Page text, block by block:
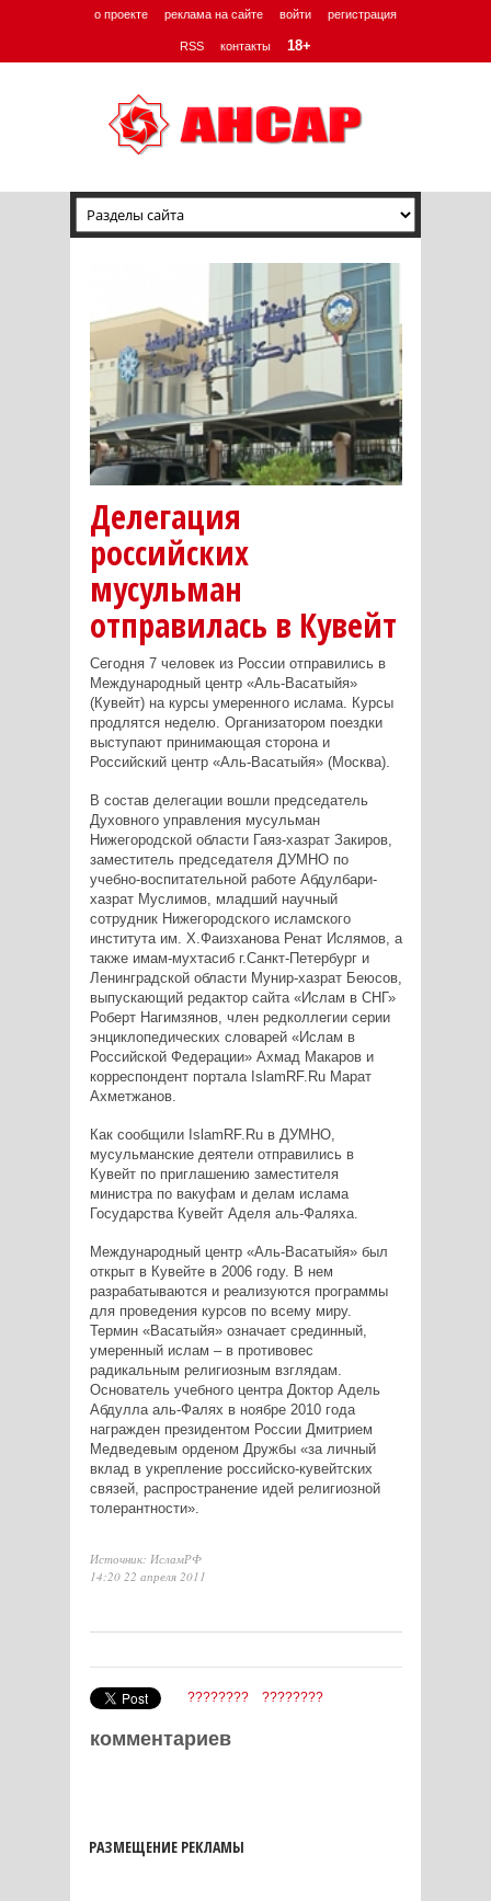
о проекте реклама на сайте войти регистрация
RSS контакты 18+
Делегация
российских
мусульман
отправилась в Кувейт
Сегодня 7 человек из России отправились в
Международный центр «Аль-Васатыйя»
(Кувейт) на курсы умеренного ислама. Курсы
продлятся неделю. Организатором поездки
выступают принимающая сторона и
Российский центр «Аль-Васатыйя» (Москва).
В состав делегации вошли председатель
Духовного управления мусульман
Нижегородской области Гаяз-хазрат Закиров,
заместитель председателя ДУМНО по
учебно-воспитательной работе Абдулбари-
хазрат Муслимов, младший научный
сотрудник Нижегородского исламского
института им. Х.Фаизханова Ренат Ислямов, а
также имам-мухтасиб г.Санкт-Петербург и
Ленинградской области Мунир-хазрат Беюсов,
выпускающий редактор сайта «Ислам в СНГ»
Роберт Нагимзянов, член редколлегии серии
энциклопедических словарей «Ислам в
Российской Федерации» Ахмад Макаров и
корреспондент портала IslamRF.Ru Марат
Ахметжанов.
Как сообщили IslamRF.Ru в ДУМНО,
мусульманские деятели отправились в
Кувейт по приглашению заместителя
министра по вакуфам и делам ислама
Государства Кувейт Аделя аль-Фаляха.
Международный центр «Аль-Васатыйя» был
открыт в Кувейте в 2006 году. В нем
разрабатываются и реализуются программы
для проведения курсов по всему миру.
Термин «Васатыйя» означает срединный,
умеренный ислам – в противовес
радикальным религиозным взглядам.
Основатель учебного центра Доктор Адель
Абдулла аль-Фалях в ноябре 2010 года
награжден президентом России Дмитрием
Медведевым орденом Дружбы «за личный
вклад в укрепление российско-кувейтских
связей, распространение идей религиозной
толерантности».
Источник: ИсламРФ
14:20 22 апреля 2011
???????? ????????
комментариев
РАЗМЕЩЕНИЕ РЕКЛАМЫ